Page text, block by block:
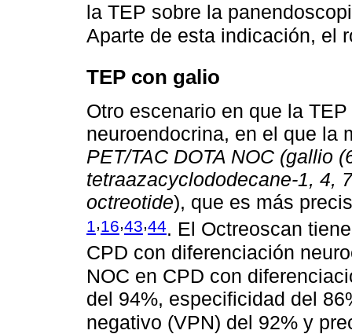
la TEP sobre la
Aparte de esta indicación, el
TEP con galio
Otro escenario en que la
neuroendocrina, en el que la
PET/TAC DOTA NOC (gallio
tetraazacyclododecane-1, 4,
octreotide), que es más
1,16,43,44. El Octreoscan
CPD con diferenciación
NOC en CPD con
del 94%, especificidad del
negativo (VPN) del 92% y